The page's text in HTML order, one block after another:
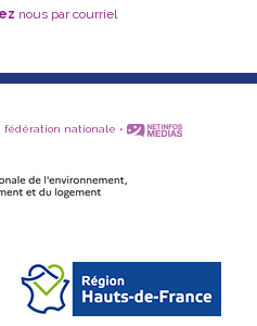
nous par courriel
fédération nationale •